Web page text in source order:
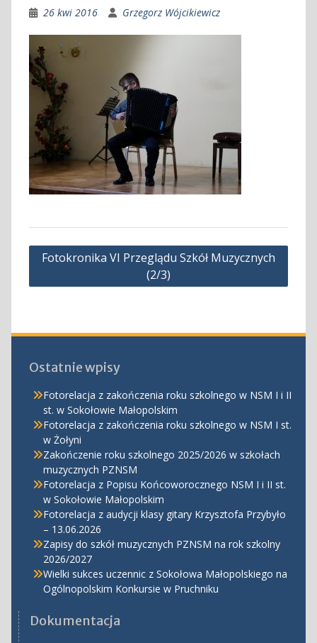
26 kwi 2016 Grzegorz Wójcikiewicz
Nawigacja
Fotokronika VI Przeglądu Szkół Muzycznych
(2/3)
Ostatnie wpisy
Fotorelacja z zakończenia roku szkolnego w NSM I i II
st. w Sokołowie Małopolskim
Fotorelacja z zakończenia roku szkolnego w NSM I st.
w Żołyni
Zakończenie roku szkolnego 2025/2026 w szkołach
muzycznych PZNSM
Fotorelacja z Popisu Końcoworocznego NSM I i II st.
w Sokołowie Małopolskim
Fotorelacja z audycji klasy gitary Krzysztofa Przybyło
– 13.06.2026
Zapisy do szkół muzycznych PZNSM na rok szkolny
2026/2027
Wielki sukces uczennic z Sokołowa Małopolskiego na
Ogólnopolskim Konkursie w Pruchniku
Dokumentacja